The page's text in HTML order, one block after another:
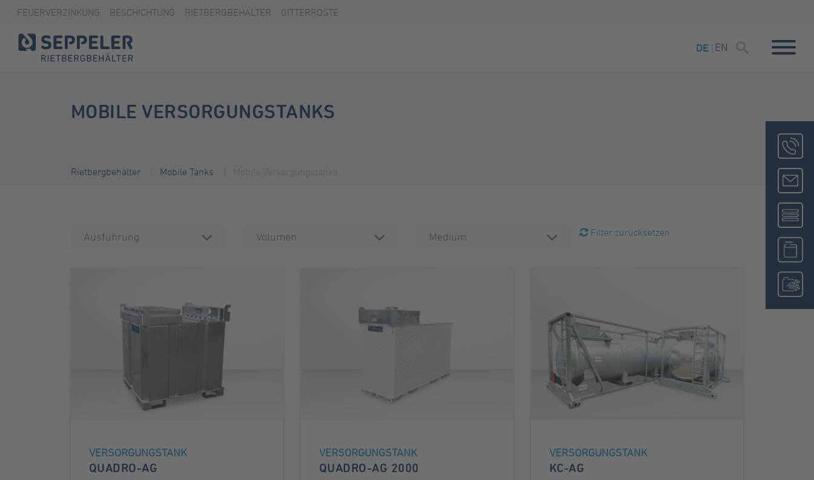
FEUERVERZINKUNG BESCHICHTUNG RIETBERGBEHÄLTER GITTERROSTE
DE EN
MOBILE VERSORGUNGSTANKS
Rietbergbehälter Mobile Tanks
Ausführung Volumen Medium Filter zurücksetzen
VERSORGUNGSTANK
QUADRO-AG
VERSORGUNGSTANK
QUADRO-AG 2000
VERSORGUNGSTANK
KC-AG